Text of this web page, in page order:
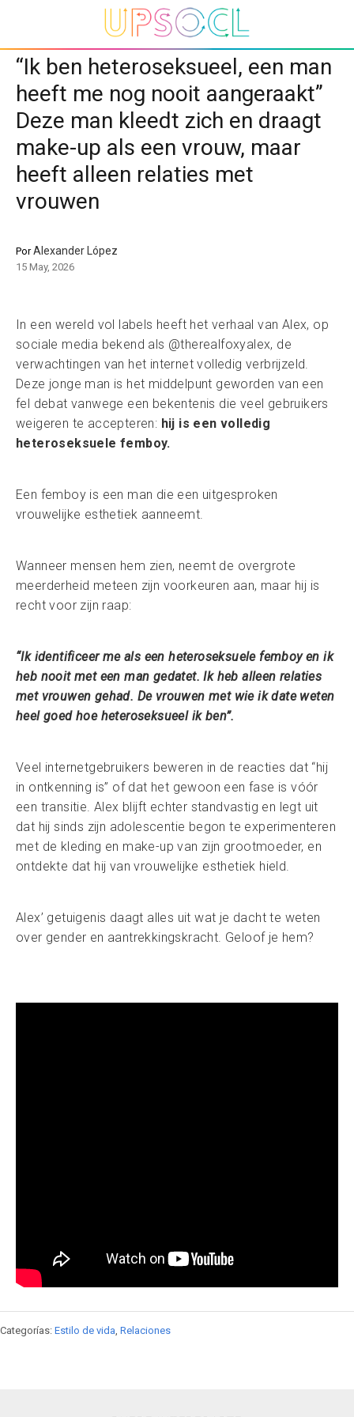
“Ik ben heteroseksueel, een man
heeft me nog nooit aangeraakt”
Deze man kleedt zich en draagt
make-up als een vrouw, maar
heeft alleen relaties met
vrouwen
PorAlexander López
15 May, 2026
In een wereld vol labels heeft het verhaal van Alex, op
sociale media bekend als @therealfoxyalex, de
verwachtingen van het internet volledig verbrijzeld.
Deze jonge man is het middelpunt geworden van een
fel debat vanwege een bekentenis die veel gebruikers
weigeren te accepteren: hij is een volledig
heteroseksuele femboy.
Een femboy is een man die een uitgesproken
vrouwelijke esthetiek aanneemt.
Wanneer mensen hem zien, neemt de overgrote
meerderheid meteen zijn voorkeuren aan, maar hij is
recht voor zijn raap:
“Ik identificeer me als een heteroseksuele femboy en ik
heb nooit met een man gedatet. Ik heb alleen relaties
met vrouwen gehad. De vrouwen met wie ik date weten
heel goed hoe heteroseksueel ik ben”.
Veel internetgebruikers beweren in de reacties dat “hij
in ontkenning is” of dat het gewoon een fase is vóór
een transitie. Alex blijft echter standvastig en legt uit
dat hij sinds zijn adolescentie begon te experimenteren
met de kleding en make-up van zijn grootmoeder, en
ontdekte dat hij van vrouwelijke esthetiek hield.
Alex’ getuigenis daagt alles uit wat je dacht te weten
over gender en aantrekkingskracht. Geloof je hem?
Categorías: Estilo de vida Relaciones